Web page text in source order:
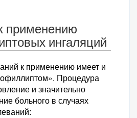
применению
ингаляций
к применению имеет и
Процедура
и значительно
больного в случаях